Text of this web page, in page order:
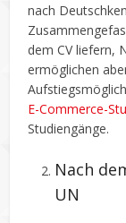
nach
dem CV liefern,
ermöglichen
E-Commerce-
Studiengänge.
Nach
UN